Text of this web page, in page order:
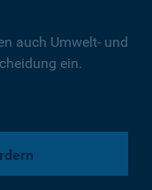
auch Umwelt- und
ein.